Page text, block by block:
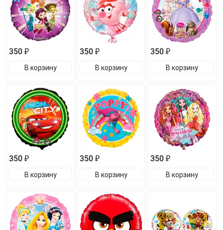
350 ₽
В корзину
350 ₽
В корзину
350 ₽
В корзину
350 ₽
В корзину
350 ₽
В корзину
350 ₽
В корзину